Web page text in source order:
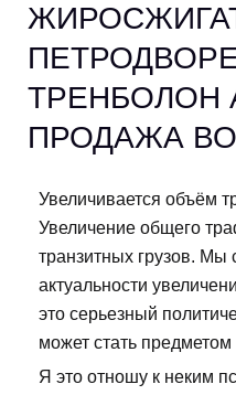
ТРЕНБОЛОН
ПРОДАЖА
Увеличивается объём
Увеличение общего
транзитных грузов. Мы
актуальности
это серьезный
может стать
Я это отношу к неким